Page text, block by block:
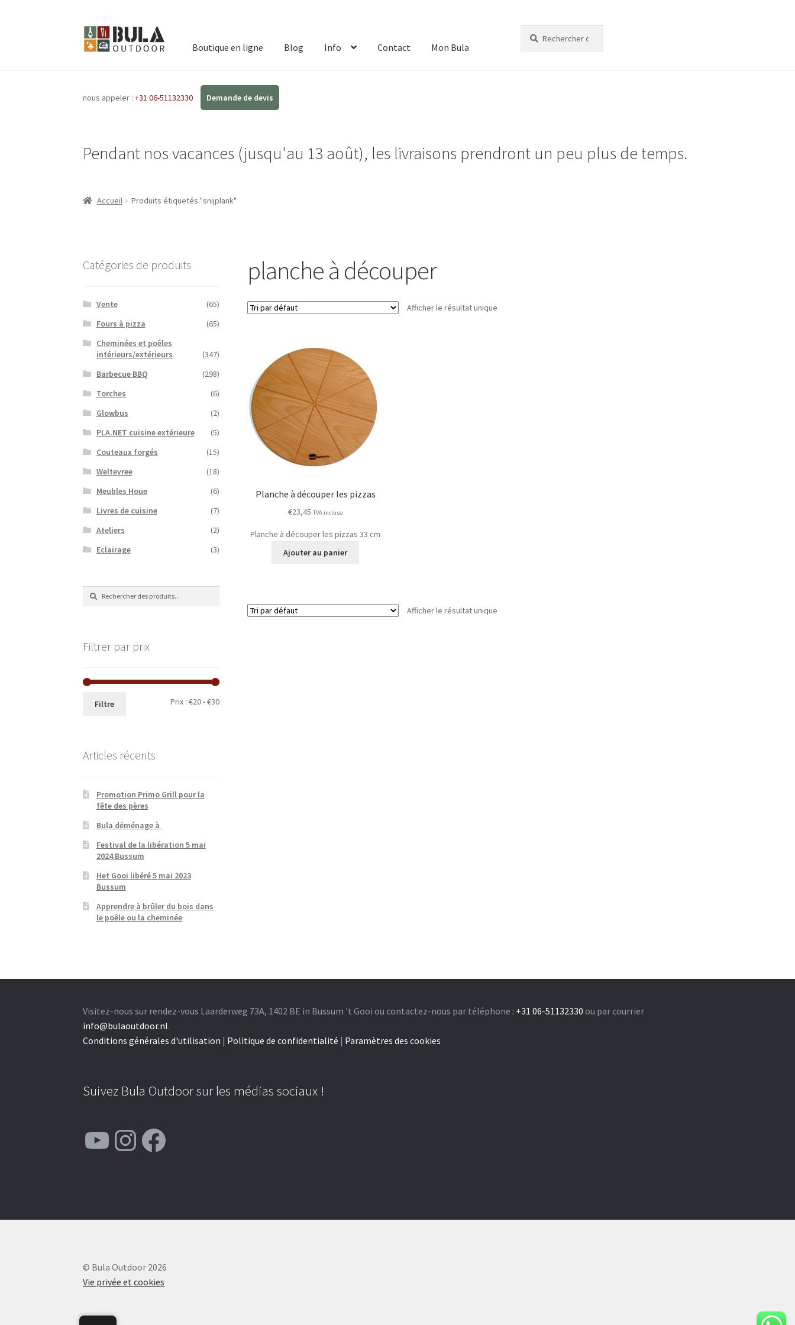
Boutique en ligne Blog Info Contact Mon Bula
nous appeler :+31 06-51132330
Pendant nos vacances (jusqu'au 13 août), les livraisons prendront un peu plus de temps.
Accueil Produits étiquetés "snijplank"
planche à découper
Afficher le résultat unique
Planche à découper les pizzas
€23,45 TVA incluse
Planche à découper les pizzas 33 cm
Ajouter au panier
Afficher le résultat unique
Catégories de produits
Vente
(65)
Fours à pizza
(65)
Cheminées et poêles
intérieurs/extérieurs
(347)
Barbecue BBQ
(298)
Torches
(6)
Glowbus
(2)
PLA.NET cuisine extérieure
(5)
Couteaux forgés
(15)
Weltevree
(18)
Meubles Houe
(6)
Livres de cuisine
(7)
Ateliers
(2)
Eclairage
(3)
Recherche
Recherche
Filtrer par prix
Prix
Prix
Filtre Prix :€20-€30
Articles récents
Promotion Primo Grill pour la
fête des pères
Bula déménage à
Festival de la libération 5 mai
2024 Bussum
Het Gooi libéré 5 mai 2023
Bussum
Apprendre à brûler du bois dans
le poêle ou la cheminée
Visitez-nous sur rendez-vous Laarderweg 73A, 1402 BE in Bussum 't Gooi ou contactez-nous par téléphone : +31 06-51132330ou par courrier
info@bulaoutdoor.nl.
Conditions générales d'utilisation | Politique de confidentialité | Paramètres des cookies
Suivez Bula Outdoor sur les médias sociaux !
YouTube Instagram Facebook
© Bula Outdoor 2026
Vie privée et cookies